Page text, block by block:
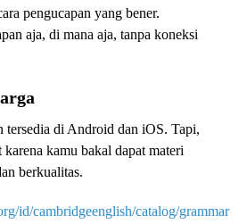
pengucapan yang bener.
aja, di mana aja, tanpa koneksi
tersedia di Android dan iOS. Tapi,
kamu bakal dapat materi
berkualitas.
id/cambridgeenglish/catalog/grammar